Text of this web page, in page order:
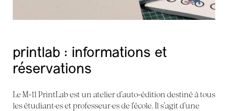
printlab : informations et
réservations
Le M-11 PrintLab est un atelier d’auto-édition destiné à tous
les étudiant·es et professeur·es de l’école. Il s’agit d’une